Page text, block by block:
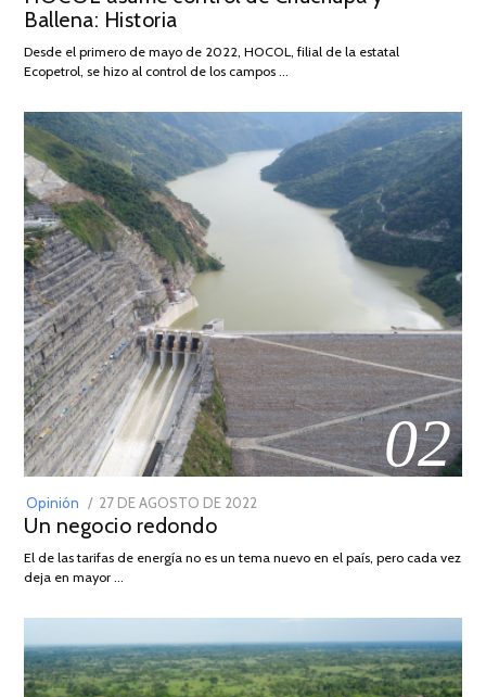
2026
Ballena: Historia
Desde el primero de mayo de 2022, HOCOL, filial de la estatal
Ecopetrol, se hizo al control de los campos …
02
Opinión
POSTED
ON
27 DE AGOSTO DE 2022
DE
Un negocio redondo
El de las tarifas de energía no es un tema nuevo en el país, pero cada vez
deja en mayor …